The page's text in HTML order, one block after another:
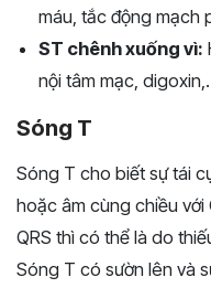
máu, tắc động mạch
ST chênh xuống vì:
nội tâm mạc,
Sóng T
Sóng T cho biết sự tái
hoặc âm cùng chiều với
QRS thì có thể là do
Sóng T có sườn lên và